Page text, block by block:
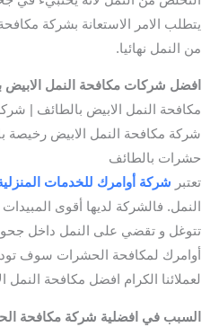
يتطلب الامر الاستعانة بشركة
من النمل نهائيا.
افضل شركات مكافحة النمل الابيض
مكافحة النمل الابيض بالطائف |
شركة مكافحة النمل الابيض رخيصة
حشرات بالطائف
تعتبر شركة أوامرك للخدمات
النمل. فالشركة لديها أقوى
تتوغل و تقضي على النمل داخل
أوامرك لمكافحة الحشرات سوف
لعملائنا الكرام افضل مكافحة النمل
السبب في افضلية شركة مكافحة